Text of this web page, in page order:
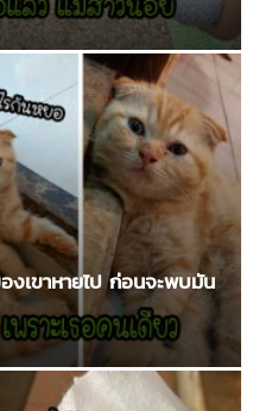
งเขาหายไป ก่อนจะพบมัน